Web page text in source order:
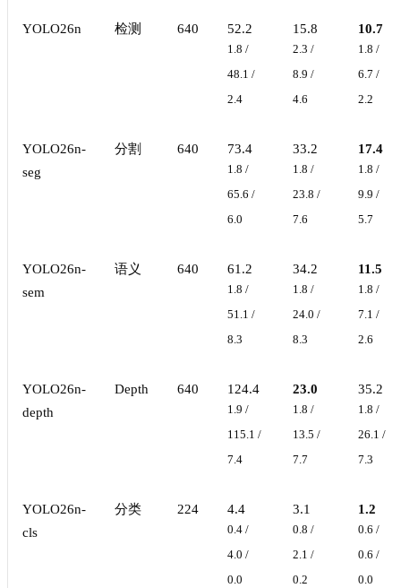
YOLO26n 检测 640 52.2
1.8 /
48.1 /
2.4
15.8
2.3 /
8.9 /
4.6
10.7
1.8 /
6.7 /
2.2
YOLO26n-
seg
分割 640 73.4
1.8 /
65.6 /
6.0
33.2
1.8 /
23.8 /
7.6
17.4
1.8 /
9.9 /
5.7
YOLO26n-
sem
语义 640 61.2
1.8 /
51.1 /
8.3
34.2
1.8 /
24.0 /
8.3
11.5
1.8 /
7.1 /
2.6
YOLO26n-
depth
Depth 640 124.4
1.9 /
115.1 /
7.4
23.0
1.8 /
13.5 /
7.7
35.2
1.8 /
26.1 /
7.3
YOLO26n-
cls
分类 224 4.4
0.4 /
4.0 /
0.0
3.1
0.8 /
2.1 /
0.2
1.2
0.6 /
0.6 /
0.0